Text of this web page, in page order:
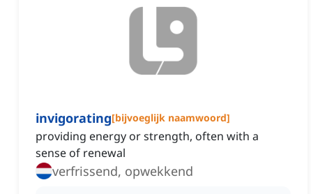
invigorating[bijvoeglijk naamwoord]
providing energy or strength, often with a
sense of renewal
verfrissend, opwekkend